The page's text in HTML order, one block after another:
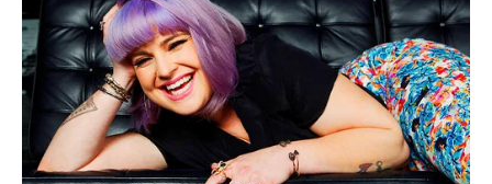
PRIX DE MONTSOREAU 2023